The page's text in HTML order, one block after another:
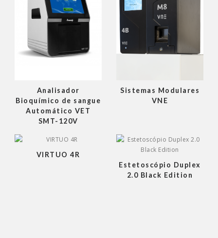
Analisador
Bioquímico de sangue
Automático VET
SMT-120V
Sistemas Modulares
VNE
VIRTUO 4R
Estetoscópio Duplex
2.0 Black Edition